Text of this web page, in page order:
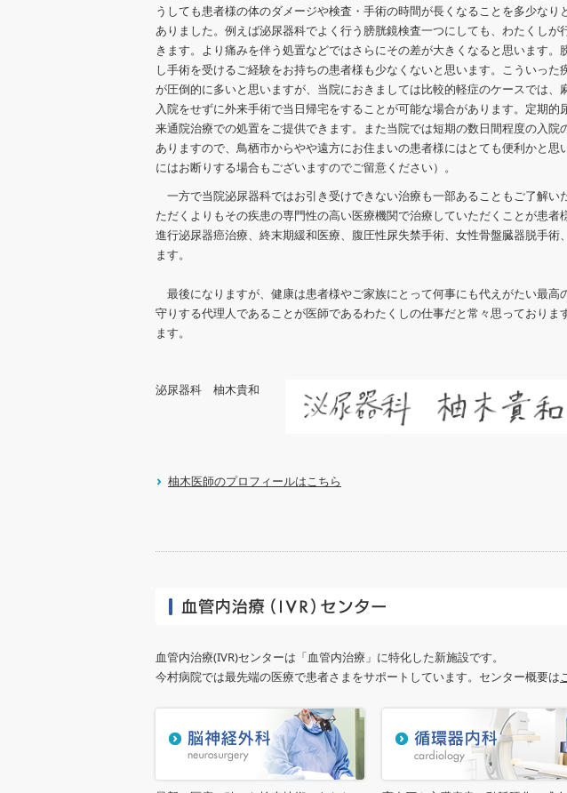
うしても患者様の体のダメージや検査・手術の時間が長くなることを多少な
ありました。例えば泌尿器科でよく行う膀胱鏡検査一つにしても、わたくし
きます。より痛みを伴う処置などではさらにその差が大きくなると思います
し手術を受けるご経験をお持ちの患者様も少なくないと思います。こういっ
が圧倒的に多いと思いますが、当院におきましては比較的軽症のケースでは
入院をせずに外来手術で当日帰宅をすることが可能な場合があります。定期
来通院治療での処置をご提供できます。また当院では短期の数日間程度の入
ありますので、鳥栖市からやや遠方にお住まいの患者様にはとても便利かと
にはお断りする場合もございますのでご留意ください）。
一方で当院泌尿器科ではお引き受けできない治療も一部あることもご了解
ただくよりもその疾患の専門性の高い医療機関で治療していただくことが患
進行泌尿器癌治療、終末期緩和医療、腹圧性尿失禁手術、女性骨盤臓器脱手
ます。
最後になりますが、健康は患者様やご家族にとって何事にも代えがたい最高
守りする代理人であることが医師であるわたくしの仕事だと常々思っておりま
ます。
泌尿器科 柚木貴和
柚木医師のプロフィールはこちら
血管内治療(IVR)センターは「血管内治療」に特化した新施設です。
今村病院では最先端の医療で患者さまをサポートしています。センター概要は